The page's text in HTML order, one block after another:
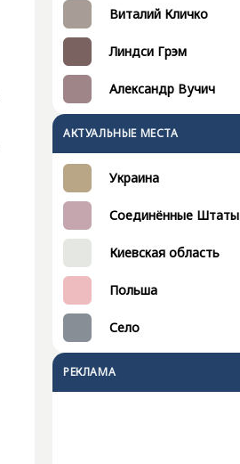
Виталий Кличко
Линдси Грэм
Александр Вучич
АКТУАЛЬНЫЕ МЕСТА
Украина
Соединённые Штаты
Киевская область
Польша
Село
РЕКЛАМА